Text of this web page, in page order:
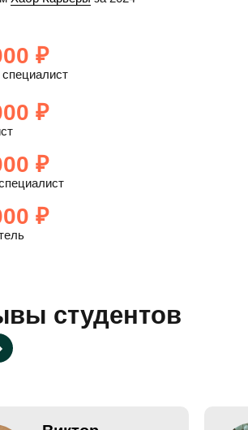
₽
₽
₽
₽
студентов